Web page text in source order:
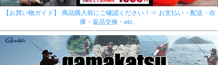
【お買い物ガイド】 商品購入前にご確認ください！⇒ お支払い・配送・在
庫・返品交換・etc...